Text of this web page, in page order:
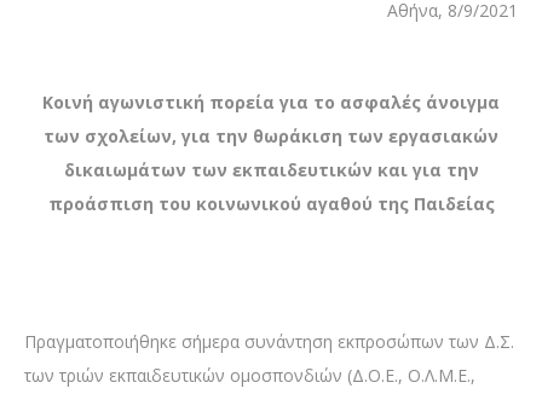
Αθήνα, 8/9/2021
Κοινή αγωνιστική πορεία για το ασφαλές άνοιγμα
των σχολείων, για την θωράκιση των εργασιακών
δικαιωμάτων των εκπαιδευτικών και για την
προάσπιση του κοινωνικού αγαθού της Παιδείας
Πραγματοποιήθηκε σήμερα συνάντηση εκπροσώπων των Δ.Σ.
των τριών εκπαιδευτικών ομοσπονδιών (Δ.Ο.Ε., Ο.Λ.Μ.Ε.,